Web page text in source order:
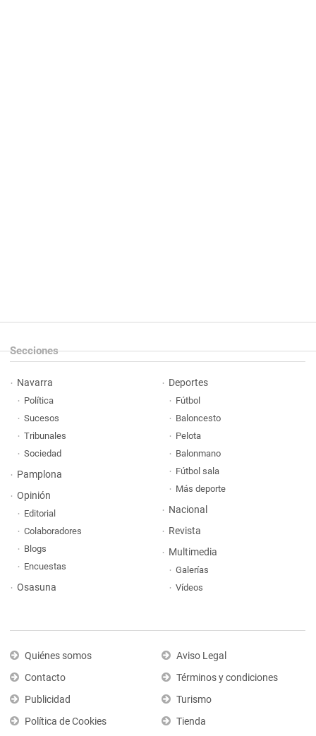
Secciones
Navarra
Política
Sucesos
Tribunales
Sociedad
Pamplona
Opinión
Editorial
Colaboradores
Blogs
Encuestas
Osasuna
Deportes
Fútbol
Baloncesto
Pelota
Balonmano
Fútbol sala
Más deporte
Nacional
Revista
Multimedia
Galerías
Vídeos
Quiénes somos
Contacto
Publicidad
Política de Cookies
Aviso Legal
Términos y condiciones
Turismo
Tienda